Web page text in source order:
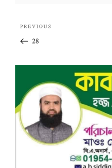
navigation
Previous
Post
PREVIOUS
28